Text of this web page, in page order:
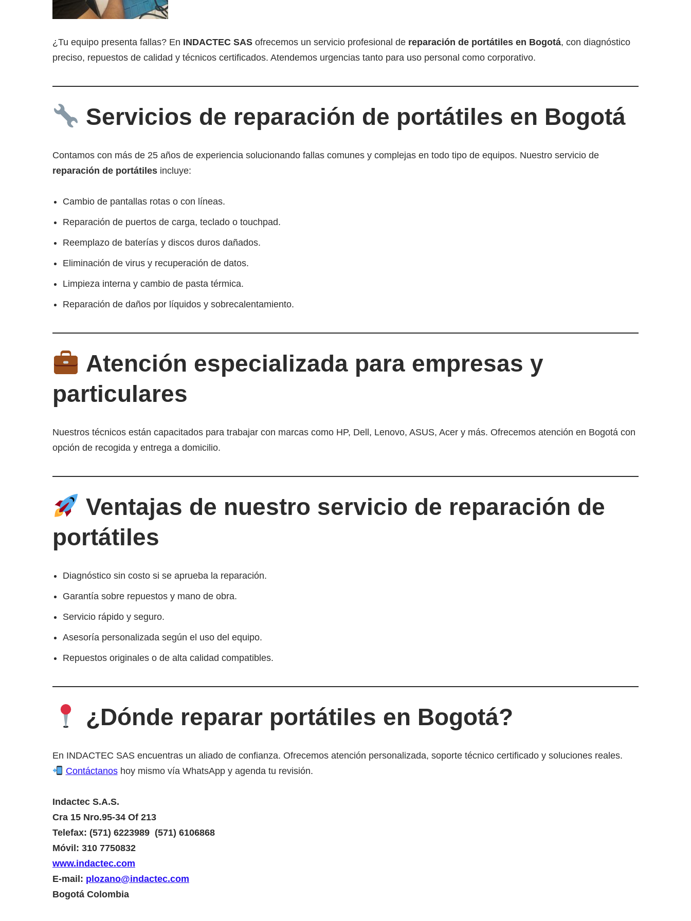
¿Tu equipo presenta fallas? En INDACTEC SAS ofrecemos un servicio profesional de reparación de portátiles en Bogotá, con diagnóstico
preciso, repuestos de calidad y técnicos certificados. Atendemos urgencias tanto para uso personal como corporativo.
Servicios de reparación de portátiles en Bogotá
Contamos con más de 25 años de experiencia solucionando fallas comunes y complejas en todo tipo de equipos. Nuestro servicio de
reparación de portátiles incluye:
Cambio de pantallas rotas o con líneas.
Reparación de puertos de carga, teclado o touchpad.
Reemplazo de baterías y discos duros dañados.
Eliminación de virus y recuperación de datos.
Limpieza interna y cambio de pasta térmica.
Reparación de daños por líquidos y sobrecalentamiento.
Atención especializada para empresas y
particulares
Nuestros técnicos están capacitados para trabajar con marcas como HP, Dell, Lenovo, ASUS, Acer y más. Ofrecemos atención en Bogotá con
opción de recogida y entrega a domicilio.
Ventajas de nuestro servicio de reparación de
portátiles
Diagnóstico sin costo si se aprueba la reparación.
Garantía sobre repuestos y mano de obra.
Servicio rápido y seguro.
Asesoría personalizada según el uso del equipo.
Repuestos originales o de alta calidad compatibles.
¿Dónde reparar portátiles en Bogotá?
En INDACTEC SAS encuentras un aliado de confianza. Ofrecemos atención personalizada, soporte técnico certificado y soluciones reales.
Contáctanoshoy mismo vía WhatsApp y agenda tu revisión.
Indactec S.A.S.
Cra 15 Nro.95-34 Of 213
Telefax: (571) 6223989 (571) 6106868
Móvil: 310 7750832
www.indactec.com
E-mail: plozano@indactec.com
Bogotá Colombia